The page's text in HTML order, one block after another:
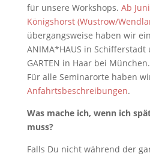
für unsere Workshops. Ab
Königshorst (Wustrow/
übergangsweise haben wir
ANIMA*HAUS in Schifferstadt
GARTEN in Haar bei München.
Für alle Seminarorte haben
Anfahrtsbeschreibungen.
Was mache ich, wenn ich
muss?
Falls Du nicht während der